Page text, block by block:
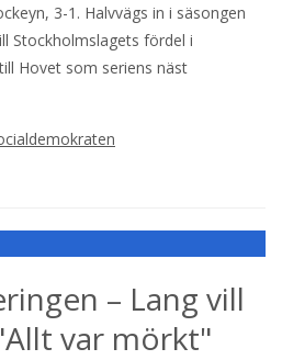
3-1. Halvvägs in i säsongen
Stockholmslagets fördel i
Hovet som seriens näst
– Lang vill
var mörkt"